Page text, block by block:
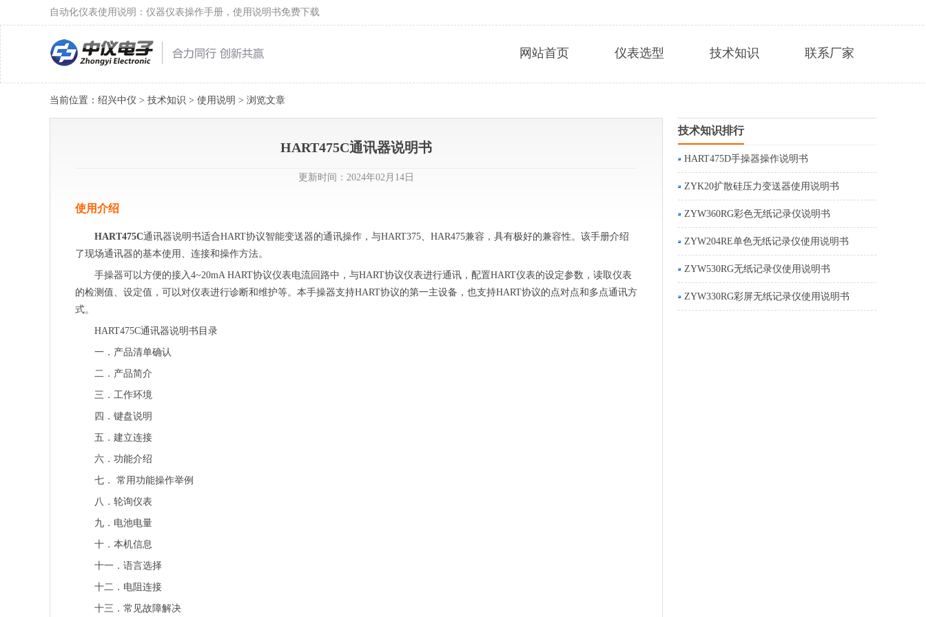
自动化仪表使用说明：仪器仪表操作手册，使用说明书免费下载
网站首页 仪表选型 技术知识 联系厂家
当前位置： 绍兴中仪 > 技术知识 > 使用说明 > 浏览文章
HART475C通讯器说明书
更新时间：2024年02月14日
使用介绍
HART475C通讯器说明书适合HART协议智能变送器的通讯操作，与HART375、HAR475兼容，具有极好的兼容性。该手册介绍
了现场通讯器的基本使用、连接和操作方法。
手操器可以方便的接入4~20mA HART协议仪表电流回路中，与HART协议仪表进行通讯，配置HART仪表的设定参数，读取仪表
的检测值、设定值，可以对仪表进行诊断和维护等。本手操器支持HART协议的第一主设备，也支持HART协议的点对点和多点通讯方
式。
HART475C通讯器说明书目录
一．产品清单确认
二．产品简介
三．工作环境
四．键盘说明
五．建立连接
六．功能介绍
七． 常用功能操作举例
八．轮询仪表
九．电池电量
十．本机信息
十一．语言选择
十二．电阻连接
十三．常见故障解决
技术知识排行
HART475D手操器操作说明书
ZYK20扩散硅压力变送器使用说明书
ZYW360RG彩色无纸记录仪说明书
ZYW204RE单色无纸记录仪使用说明书
ZYW530RG无纸记录仪使用说明书
ZYW330RG彩屏无纸记录仪使用说明书